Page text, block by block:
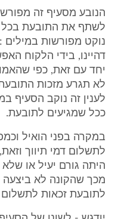
הנובע מסעיף זה
לשתף את התובעת בכל
נוקט מפורשות
דהיינו, בידי הלקוח
יחד עם זאת, כפי
לא תגרע מזכות
לענין זה נוקב הסעיף
ככל שמגיעים לתובעת.
במקרה בפני הואיל
לתשלום דמי תיווך
היתה גורם יעיל או
לתובעת זכאות לתשלום דמי